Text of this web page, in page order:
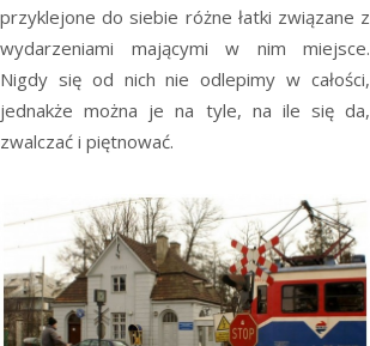
przyklejone do siebie różne łatki związane z
wydarzeniami mającymi w nim miejsce.
Nigdy się od nich nie odlepimy w całości,
jednakże można je na tyle, na ile się da,
zwalczać i piętnować.